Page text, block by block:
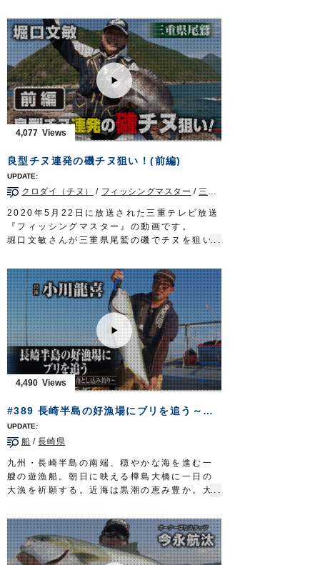
がら船の上でのネクタイやラバー交換が簡単
にできる「チェンジアップシリーズ」を使っ
たタイラバゲームを徹底解説します。
■紹介アイテム
・チェンジストッパー
・チェンジスカート
・ チェンジネクタイストレート/カーリー
・鯛ラバスプリングなど
ルアー合衆国プラス 三重テレビ放送 毎週
土曜日 22時45分～23時00分放送
OWNERMOVIE http://ownertv.jp/
オーナーばりwebsite
http://www.owner.co.jp
4,077
良型チヌ連発の磯チヌ狙い！(前編)
クロダイ（チヌ） / フィッシングマスター / 三重県
2020年5月22日に放送された三重テレビ放送
『フィッシングマスター』の動画です。
堀口文敏さんが三重県尾鷲の磯でチヌを狙い
潮の状況を読み、良型チヌを連発！
■使用鈎…サスガチヌ、インブライトチヌ
■取材協力…尾鷲市/川端渡船様
フィッシングマスター 三重テレビ放送 毎
週金曜日 23時～23時15分
http://creativeoffice-chie.com/
OWNERMOVIEhttp://ownertv.jp/
オーナーばりwebsite
http://www.owner.co.jp
4,490
#389 長崎半島の好漁場にブリを追う～ライトタックルを駆使する落とし込み釣り～
船 /長崎県
九州・長崎半島の南端、穏やかな海を進む一
艘の遊漁船。朝日に映える樺島大橋に一日の
大漁を祈願する。近海は黒潮の恵み豊か。大
玄界灘発祥の落とし込み釣りで挑むのは、野
母崎樺島町に生まれ育った小川龍喜さん。漁
師の顔を持つ海の男だ。
ターゲットはブリ。１０キロ超えの大物を、